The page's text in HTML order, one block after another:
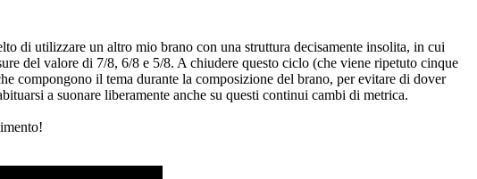
di utilizzare un altro mio brano con una struttura decisamente insolita, in cui
del valore di 7/8, 6/8 e 5/8. A chiudere questo ciclo (che viene ripetuto cinque
compongono il tema durante la composizione del brano, per evitare di dover
a suonare liberamente anche su questi continui cambi di metrica.